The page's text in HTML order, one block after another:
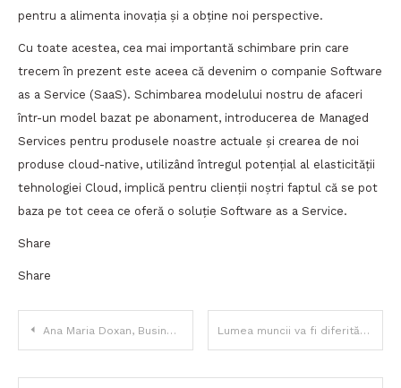
pentru a alimenta inovația și a obține noi perspective.
Cu toate acestea, cea mai importantă schimbare prin care
trecem în prezent este aceea că devenim o companie Software
as a Service (SaaS). Schimbarea modelului nostru de afaceri
într-un model bazat pe abonament, introducerea de Managed
Services pentru produsele noastre actuale și crearea de noi
produse cloud-native, utilizând întregul potențial al elasticității
tehnologiei Cloud, implică pentru clienții noștri faptul că se pot
baza pe tot ceea ce oferă o soluție Software as a Service.
Share
Share
Navigare
în
Ana Maria Doxan, Business Executive Officer Nespresso: Continuăm să ne consolidăm prezența în orașele în care avem deja puncte de vânzare și investim continuu în implementarea unor servicii noi în zona de e-commerce și livrare Lumea muncii va fi diferită